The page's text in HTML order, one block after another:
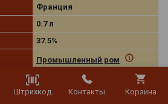
Штрихкод Контакты Корзина
Франция
0.7 л
37.5%
Промышленный ром
Белый ром
309727